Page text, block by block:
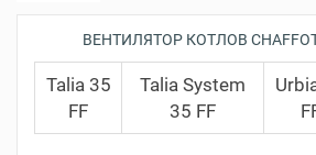
ВЕНТИЛЯТОР КОТЛОВ
Talia 35
FF
Talia System
35 FF